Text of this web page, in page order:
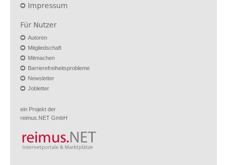
Impressum
Für Nutzer
Autoren
Mitgliedschaft
Mitmachen
Barrierefreiheitsprobleme
Newsletter
Jobletter
ein Projekt der
reimus.NET GmbH